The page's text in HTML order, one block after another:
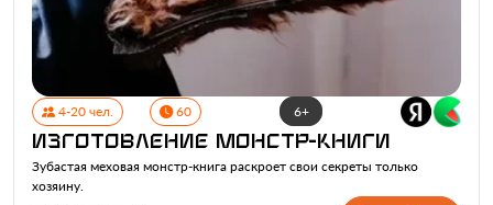
4-20 чел. 60 6+
Изготовление монстр-книги
Зубастая меховая монстр-книга раскроет свои секреты только
хозяину.